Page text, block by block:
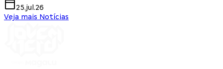
25.jul.26
Veja mais Notícias